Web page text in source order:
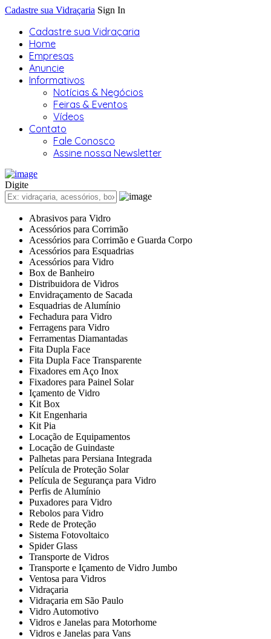
Cadastre sua Vidraçaria Sign In
Cadastre sua Vidraçaria
Home
Empresas
Anuncie
Informativos
Notícias & Negócios
Feiras & Eventos
Vídeos
Contato
Fale Conosco
Assine nossa Newsletter
Digite
Abrasivos para Vidro
Acessórios para Corrimão
Acessórios para Corrimão e Guarda Corpo
Acessórios para Esquadrias
Acessórios para Vidro
Box de Banheiro
Distribuidora de Vidros
Envidraçamento de Sacada
Esquadrias de Alumínio
Fechadura para Vidro
Ferragens para Vidro
Ferramentas Diamantadas
Fita Dupla Face
Fita Dupla Face Transparente
Fixadores em Aço Inox
Fixadores para Painel Solar
Içamento de Vidro
Kit Box
Kit Engenharia
Kit Pia
Locação de Equipamentos
Locação de Guindaste
Palhetas para Persiana Integrada
Película de Proteção Solar
Película de Segurança para Vidro
Perfis de Alumínio
Puxadores para Vidro
Rebolos para Vidro
Rede de Proteção
Sistema Fotovoltaico
Spider Glass
Transporte de Vidros
Transporte e Içamento de Vidro Jumbo
Ventosa para Vidros
Vidraçaria
Vidraçaria em São Paulo
Vidro Automotivo
Vidros e Janelas para Motorhome
Vidros e Janelas para Vans